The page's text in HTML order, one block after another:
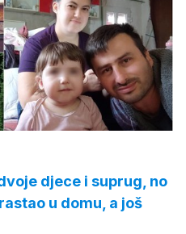
djece i suprug, no
u domu, a još